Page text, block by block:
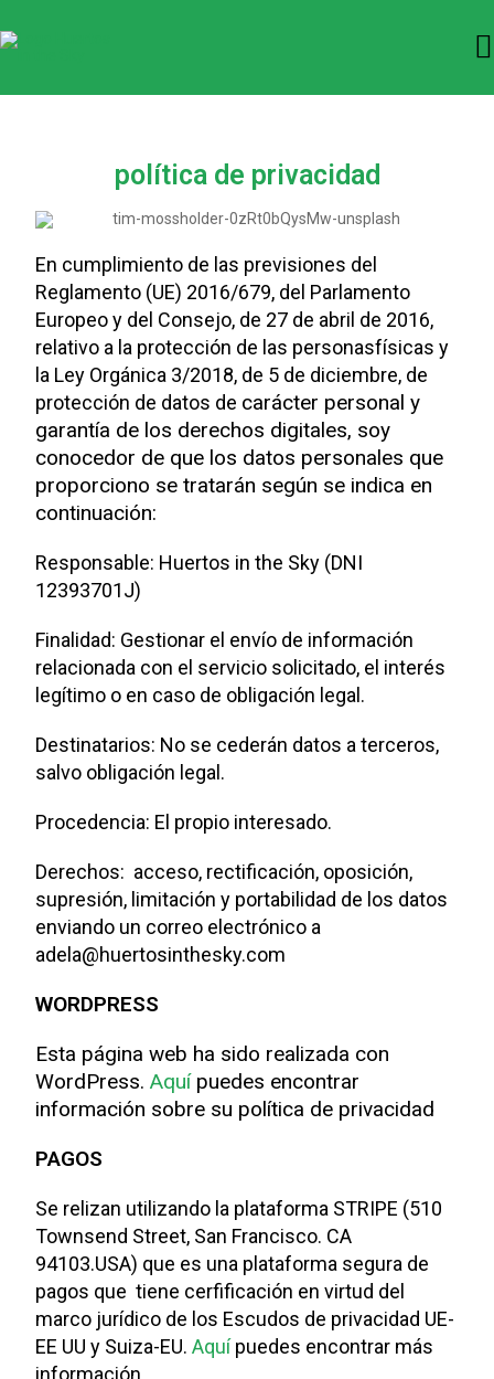
política de privacidad
En cumplimiento de las previsiones del
Reglamento (UE) 2016/679, del Parlamento
Europeo y del Consejo, de 27 de abril de 2016,
relativo a la protección de las personasfísicas y
la Ley Orgánica 3/2018, de 5 de diciembre, de
protección de datos de carácter personal y
garantía de los derechos digitales, soy
conocedor de que los datos personales que
proporciono se tratarán según se indica en
continuación:
Responsable: Huertos in the Sky (DNI
12393701J)
Finalidad: Gestionar el envío de información
relacionada con el servicio solicitado, el interés
legítimo o en caso de obligación legal.
Destinatarios: No se cederán datos a terceros,
salvo obligación legal.
Procedencia: El propio interesado.
Derechos: acceso, rectificación, oposición,
supresión, limitación y portabilidad de los datos
enviando un correo electrónico a
adela@huertosinthesky.com
WORDPRESS
Esta página web ha sido realizada con
WordPress.Aquípuedes encontrar
información sobre su política de privacidad
PAGOS
Se relizan utilizando la plataforma STRIPE (510
Townsend Street, San Francisco. CA
94103.USA) que es una plataforma segura de
pagos que tiene cerfificación en virtud del
marco jurídico de los Escudos de privacidad UE-
EE UU y Suiza-EU.Aquípuedes encontrar más
información